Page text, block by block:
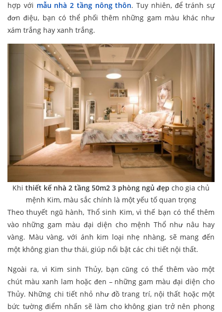
hợp với mẫu nhà 2 tầng nông thôn. Tuy nhiên, để tránh sự
đơn điệu, bạn có thể phối thêm những gam màu khác như
xám trắng hay xanh trắng.
Khi thiết kế nhà 2 tầng 50m2 3 phòng ngủ đẹp cho gia chủ
mệnh Kim, màu sắc chính là một yếu tố quan trọng
Theo thuyết ngũ hành, Thổ sinh Kim, vì thế bạn có thể thêm
vào những gam màu đại diện cho mệnh Thổ như nâu hay
vàng. Màu vàng, với ánh kim loại nhẹ nhàng, sẽ mang đến
một không gian thư thái, giúp nổi bật các chi tiết nội thất.
Ngoài ra, vì Kim sinh Thủy, bạn cũng có thể thêm vào một
chút màu xanh lam hoặc đen – những gam màu đại diện cho
Thủy. Những chi tiết nhỏ như đồ trang trí, nội thất hoặc một
bức tường điểm nhấn sẽ làm cho không gian trở nên phong